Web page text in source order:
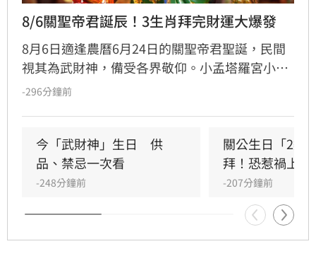
8/6關聖帝君誕辰！3生肖拜完財運大爆發
8月6日適逢農曆6月24日的關聖帝君聖誕，民間
視其為武財神，備受各界敬仰。小孟塔羅宮小立
指出，關聖帝君誕辰當日誠心祭拜，有望獲得神
產；生肖狗偏財運強，有望獲意外之財。專家強
調，無論生肖為何，只要虔誠備妥供品祭祀，皆
能祈求聖帝祖庇佑，迎來事業順遂與財源廣進的
好運勢，建議民眾把握良機，為下半年佈局求
財。
-296分鐘前
今「武財神」生日　供
品、禁忌一次看
-248分鐘前
關公生日「2類
拜！恐惹禍上身
-207分鐘前